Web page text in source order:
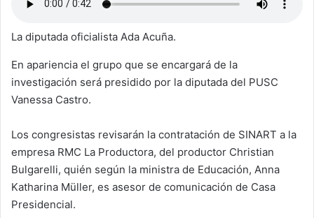
La diputada oficialista Ada Acuña.
En apariencia el grupo que se encargará de la
investigación será presidido por la diputada del PUSC
Vanessa Castro.
Los congresistas revisarán la contratación de SINART a la
empresa RMC La Productora, del productor Christian
Bulgarelli, quién según la ministra de Educación, Anna
Katharina Müller, es asesor de comunicación de Casa
Presidencial.